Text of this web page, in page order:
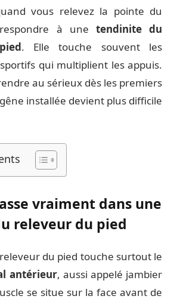
vous relevez la pointe du
à une tendinite du
. Elle touche souvent les
qui multiplient les appuis.
au sérieux dès les premiers
installée devient plus difficile
vraiment dans une
releveur du pied
du pied touche surtout le
antérieur, aussi appelé jambier
se situe sur la face avant de